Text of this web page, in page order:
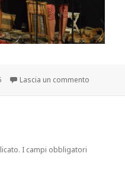
Lascia un commento
I campi obbligatori